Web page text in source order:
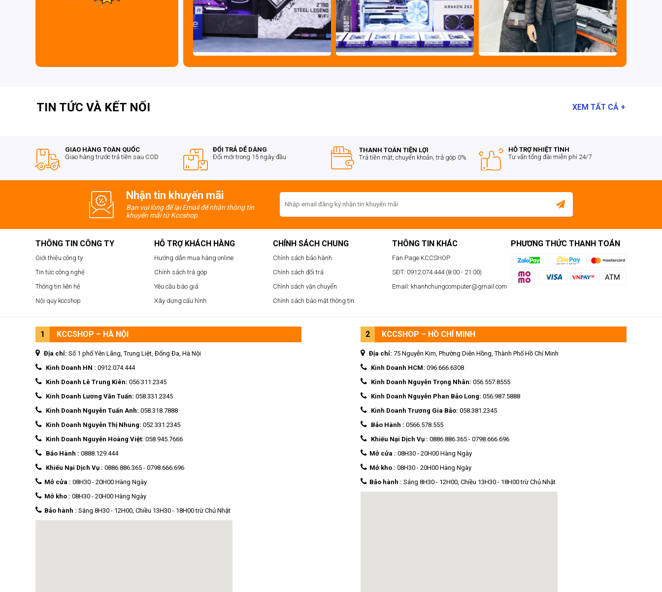
TIN TỨC VÀ KẾT NỐI XEM TẤT CẢ +
GIAO HÀNG TOÀN QUỐC
Giao hàng trước trả tiền sau COD
ĐỔI TRẢ DỄ DÀNG
Đổi mới trong 15 ngày đầu
THANH TOÁN TIỆN LỢI
Trả tiền mặt, chuyển khoản, trả góp 0%
HỖ TRỢ NHIỆT TÌNH
Tư vấn tổng đài miễn phí 24/7
Nhận tin khuyến mãi
Bạn vui lòng để lại Email để nhận thông tin
khuyến mãi từ Kccshop
THÔNG TIN CÔNG TY
Giới thiệu công ty
Tin tức công nghệ
Thông tin liên hệ
Nội quy kccshop
HỖ TRỢ KHÁCH HÀNG
Hướng dẫn mua hàng online
Chính sách trả góp
Yêu cầu báo giá
Xây dựng cấu hình
CHÍNH SÁCH CHUNG
Chính sách bảo hành
Chính sách đổi trả
Chính sách vận chuyển
Chính sách bảo mật thông tin
THÔNG TIN KHÁC
Fan Page KCCSHOP
SĐT: 0912.074.444 (8:00 - 21:00)
Email: khanhchungcomputer@gmail.com
PHƯƠNG THỨC THANH TOÁN
1 KCCSHOP – HÀ NỘI
Địa chỉ: Số 1 phố Yên Lãng, Trung Liệt, Đống Đa, Hà Nội
Kinh Doanh HN : 0912.074.444
Kinh Doanh Lê Trung Kiên: 056.311.2345
Kinh Doanh Lương Văn Tuấn: 058.331.2345
Kinh Doanh Nguyễn Tuấn Anh: 058.318.7888
Kinh Doanh Nguyễn Thị Nhung: 052.331.2345
Kinh Doanh Nguyễn Hoàng Việt: 058.945.7666
Bảo Hành : 0888.129.444
Khiếu Nại Dịch Vụ : 0886.886.365 - 0798.666.696
Mở cửa : 08H30 - 20H00 Hàng Ngày
Mở kho : 08H30 - 20H00 Hàng Ngày
Bảo hành : Sáng 8H30 - 12H00, Chiều 13H30 - 18H00 trừ Chủ Nhật
2 KCCSHOP – HỒ CHÍ MINH
Địa chỉ: 75 Nguyễn Kim, Phường Diên Hồng, Thành Phố Hồ Chí Minh
Kinh Doanh HCM: 096.666.6308
Kinh Doanh Nguyễn Trọng Nhân: 056.557.8555
Kinh Doanh Nguyễn Phan Bảo Long: 056.987.5888
Kinh Doanh Trương Gia Bảo: 058.381.2345
Bảo Hành : 0566.578.555
Khiếu Nại Dịch Vụ : 0886.886.365 - 0798.666.696
Mở cửa : 08H30 - 20H00 Hàng Ngày
Mở kho : 08H30 - 20H00 Hàng Ngày
Bảo hành : Sáng 8H30 - 12H00, Chiều 13H30 - 18H00 trừ Chủ Nhật